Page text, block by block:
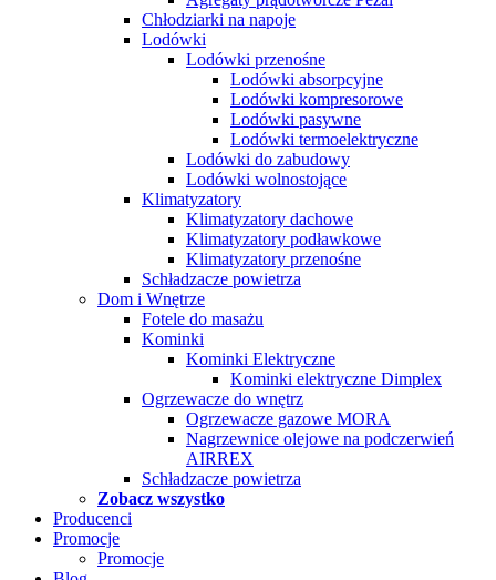
Chłodziarki na napoje
Lodówki
Lodówki przenośne
Lodówki absorpcyjne
Lodówki kompresorowe
Lodówki pasywne
Lodówki termoelektryczne
Lodówki do zabudowy
Lodówki wolnostojące
Klimatyzatory
Klimatyzatory dachowe
Klimatyzatory podławkowe
Klimatyzatory przenośne
Schładzacze powietrza
Dom i Wnętrze
Fotele do masażu
Kominki
Kominki Elektryczne
Kominki elektryczne Dimplex
Ogrzewacze do wnętrz
Ogrzewacze gazowe MORA
Nagrzewnice olejowe na podczerwień
AIRREX
Schładzacze powietrza
Zobacz wszystko
Producenci
Promocje
Promocje